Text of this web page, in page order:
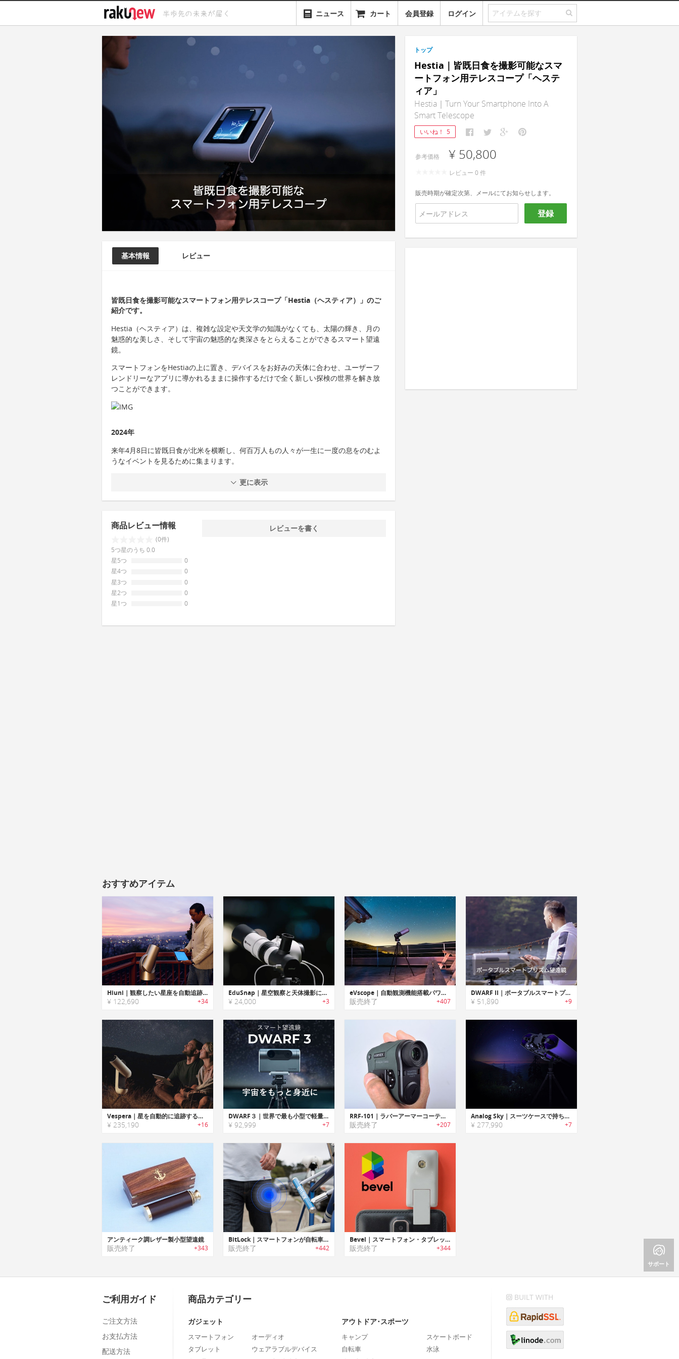
ニュース カート 会員登録 ログイン
基本情報 レビュー
皆既日食を撮影可能なスマートフォン用テレスコープ「Hestia（ヘスティア）」のご
紹介です。
Hestia（ヘスティア）は、複雑な設定や天文学の知識がなくても、太陽の輝き、月の
魅惑的な美しさ、そして宇宙の魅惑的な奥深さをとらえることができるスマート望遠
鏡。
スマートフォンをHestiaの上に置き、デバイスをお好みの天体に合わせ、ユーザーフ
レンドリーなアプリに導かれるままに操作するだけで全く新しい探検の世界を解き放
つことができます。
2024年
来年4月8日に皆既日食が北米を横断し、何百万人もの人々が一生に一度の息をのむよ
うなイベントを見るために集まります。
更に表示
商品レビュー情報
(0件)
5つ星のうち 0.0
星5つ
0
星4つ
0
星3つ
0
星2つ
0
星1つ
0
レビューを書く
トップ
Hestia｜皆既日食を撮影可能なスマ
ートフォン用テレスコープ「ヘステ
ィア」
Hestia｜Turn Your Smartphone Into A
Smart Telescope
いいね！ 5
参考価格 ¥ 50,800
レビュー 0 件
販売時期が確定次第、メールにてお知らせします。
登録
おすすめアイテム
Hiuni｜観察したい星座を自動追跡可能なスマート望遠鏡「ハイユニ」
¥ 122,690 +34
EduSnap｜星空観察と天体撮影に使える2-in-1スマート望遠鏡
¥ 24,000 +3
eVscope｜自動観測機能搭載パワフル天体望遠鏡「eVスコープ」
販売終了 +407
DWARF II｜ポータブルスマートプリズム望遠鏡「ドワーフⅡ」
¥ 51,890 +9
Vespera｜星を自動的に追跡するスマート望遠鏡カメラ「ヴェスペラ」
¥ 235,190 +16
DWARF３｜世界で最も小型で軽量のスマート望遠鏡
¥ 92,999 +7
RRF-101｜ラバーアーマーコーティングでタフユース可能なレンジファインダー
販売終了 +207
Analog Sky｜スーツケースで持ち運び可能な3Dプリント天体観測双眼鏡キット
¥ 277,990 +7
アンティーク調レザー製小型望遠鏡
販売終了 +343
BitLock｜スマートフォンが自転車の鍵に
販売終了 +442
Bevel｜スマートフォン・タブレット用3D写真撮影デバイス「ベベル」
販売終了 +344
サポート
ご利用ガイド
ご注文方法
お支払方法
配送方法
商品カテゴリー
ガジェット
スマートフォン
タブレット
オーディオ
ウェアラブルデバイス
アウトドア･スポーツ
キャンプ
自転車
スケートボード
水泳
BUILT WITH